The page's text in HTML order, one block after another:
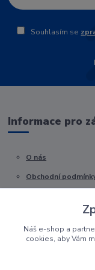
Souhlasím se
Informace pro
O nás
Obchodní
Náš e-shop a
cookies, aby Vám